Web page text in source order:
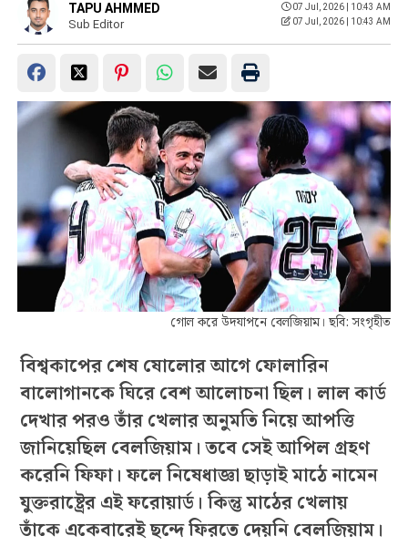
TAPU AHMMED
Sub Editor
07 Jul, 2026 | 10:43 AM
07 Jul, 2026 | 10:43 AM
গোল করে উদযাপনে বেলজিয়াম। ছবি: সংগৃহীত
বিশ্বকাপের শেষ ষোলোর আগে ফোলারিন
বালোগানকে ঘিরে বেশ আলোচনা ছিল। লাল কার্ড
দেখার পরও তাঁর খেলার অনুমতি নিয়ে আপত্তি
জানিয়েছিল বেলজিয়াম। তবে সেই আপিল গ্রহণ
করেনি ফিফা। ফলে নিষেধাজ্ঞা ছাড়াই মাঠে নামেন
যুক্তরাষ্ট্রের এই ফরোয়ার্ড। কিন্তু মাঠের খেলায়
তাঁকে একেবারেই ছন্দে ফিরতে দেয়নি বেলজিয়াম।